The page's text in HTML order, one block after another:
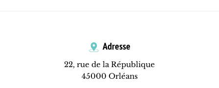
Adresse
22, rue de la République
45000 Orléans